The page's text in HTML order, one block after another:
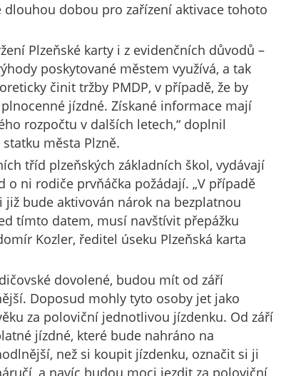
dobou pro zařízení aktivace tohoto
Plzeňské karty i z evidenčních důvodů –
poskytované městem využívá, a tak
činit tržby PMDP, v případě, že by
jízdné. Získané informace mají
rozpočtu v dalších letech,“ doplnil
města Plzně.
tříd plzeňských základních škol, vydávají
o ni rodiče prvňáčka požádají. „V případě
bude aktivován nárok na bezplatnou
tímto datem, musí navštívit přepážku
Kozler, ředitel úseku Plzeňská karta
dovolené, budou mít od září
Doposud mohly tyto osoby jet jako
za poloviční jednotlivou jízdenku. Od září
jízdné, které bude nahráno na
než si koupit jízdenku, označit si ji
a navíc budou moci jezdit za poloviční